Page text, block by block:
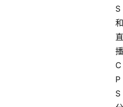
S
和
直
播
C
P
S